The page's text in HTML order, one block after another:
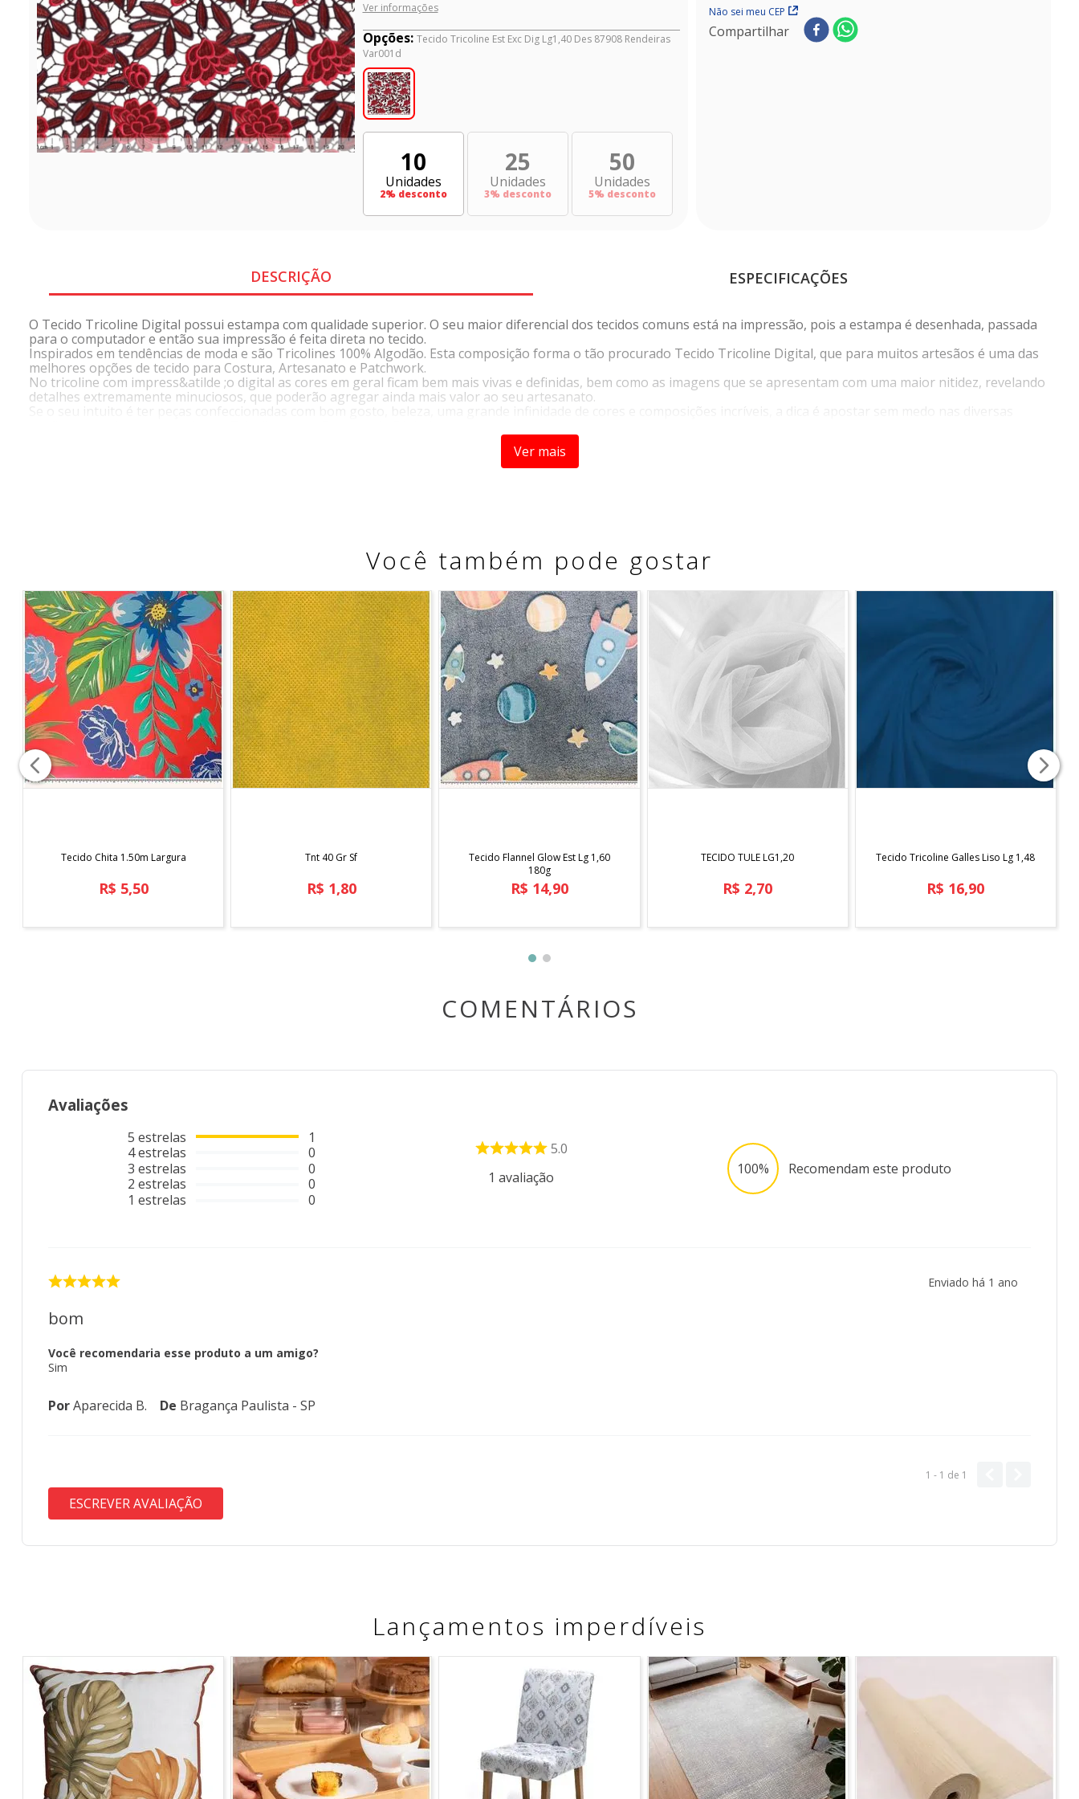
Ver informações
Opções: Tecido Tricoline Est Exc Dig Lg1,40 Des 87908 Rendeiras
Var001d
10
Unidades
2% desconto
25
Unidades
3% desconto
50
Unidades
5% desconto
Não sei meu CEP
Compartilhar
DESCRIÇÃO ESPECIFICAÇÕES
O Tecido Tricoline Digital possui estampa com qualidade superior. O seu maior diferencial dos tecidos comuns está na impressão, pois a estampa é desenhada, passada
para o computador e então sua impressão é feita direta no tecido.
Inspirados em tendências de moda e são Tricolines 100% Algodão. Esta composição forma o tão procurado Tecido Tricoline Digital, que para muitos artesãos é uma das
melhores opções de tecido para Costura, Artesanato e Patchwork.
No tricoline com impress&atilde ;o digital as cores em geral ficam bem mais vivas e definidas, bem como as imagens que se apresentam com uma maior nitidez, revelando
detalhes extremamente minuciosos, que poderão agregar ainda mais valor ao seu artesanato.
Se o seu intuito é ter peças confeccionadas com bom gosto, beleza, uma grande infinidade de cores e composições incríveis, a dica é apostar sem medo nas diversas
GRAMATURA: 174,30
ORIGEM: Nacional
MARCA: Niazi
INFORMAÇÕES ADICIONAIS
Vendido a cada 1,00 mt, onde a medida se refere a 1 metro de comprimento pela largura do tecido. Caso seja solicitado 2 mts, será enviado metragem corrida, sem cortes.
Para pedidos acima de 15 metros, é possível que haja fracionamento do corte.
*Imagem meramente ilustrativa"
Ver mais
Você também pode gostar
COMPRAR
Tecido Chita 1.50m Largura
R$ 5,50
COMPRAR
Tnt 40 Gr Sf
R$ 1,80
COMPRAR
Tecido Flannel Glow Est Lg 1,60
180g
R$ 14,90
COMPRAR
TECIDO TULE LG1,20
R$ 2,70
COMPRAR
Tecido Tricoline Galles Liso Lg 1,48
R$ 16,90
COMENTÁRIOS
Avaliações
5 estrelas
4estrelas
3 estrelas
2 estrelas
1 estrelas
1
0
0
0
0
5.0
1 avaliação 100% Recomendam este produto
Enviado há 1 ano
bom
Você recomendaria esse produto a um amigo?
Sim
PorAparecida B. De Bragança Paulista - SP
1 - 1 de 1
ESCREVER AVALIAÇÃO
Lançamentos imperdíveis